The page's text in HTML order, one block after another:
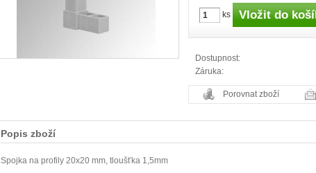
ks
Dostupnost:
Záruka:
Porovnat zboží
Popis zboží
Spojka na profily 20x20 mm, tloušťka 1,5mm